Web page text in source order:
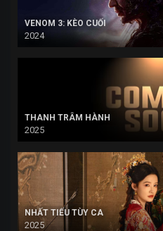
VENOM 3: KÈO CUỐI
2024
THANH TRÂM HÀNH
2025
NHẤT TIẾU TÙY CA
2025